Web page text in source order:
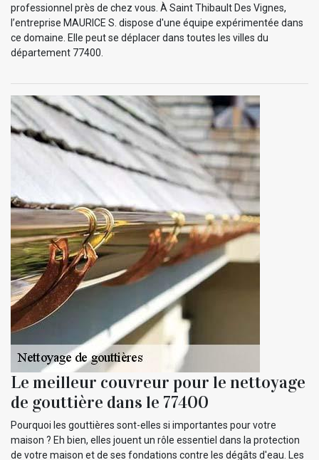
professionnel près de chez vous. À Saint Thibault Des Vignes,
l’entreprise MAURICE S. dispose d'une équipe expérimentée dans
ce domaine. Elle peut se déplacer dans toutes les villes du
département 77400.
Le meilleur couvreur pour le nettoyage
de gouttière dans le 77400
Pourquoi les gouttières sont-elles si importantes pour votre
maison ? Eh bien, elles jouent un rôle essentiel dans la protection
de votre maison et de ses fondations contre les dégâts d'eau. Les